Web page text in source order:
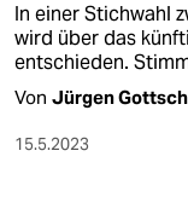
In einer Stichwahl
wird über das
entschieden.
Von Jürgen
15.5.2023